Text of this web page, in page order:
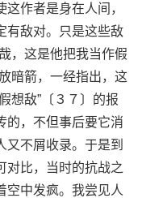
作者是身在人间，
有敌对。只是这些敌
，这是他把我当作假
暗箭，一经指出，这
想敌”〔３７〕的报
的，不但事后要它消
又不屑收录。于是到
对比，当时的抗战之
空中发疯。我尝见人